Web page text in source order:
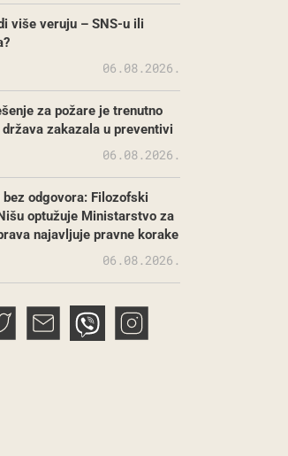
više veruju – SNS-u ili
06.08.2026.
za požare je trenutno
zakazala u preventivi
06.08.2026.
bez odgovora: Filozofski
optužuje Ministarstvo za
najavljuje pravne korake
06.08.2026.